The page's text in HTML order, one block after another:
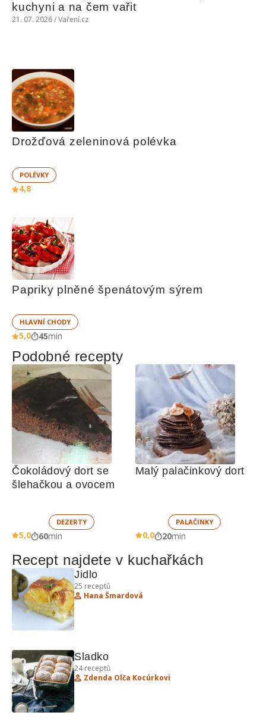
kuchyni a na čem vařit
21. 07. 2026 / Vaření.cz
Drožďová zeleninová polévka
POLÉVKY
4,8
Papriky plněné špenátovým sýrem
HLAVNÍ CHODY
5,0 45min
Podobné recepty
Čokoládový dort se
šlehačkou a ovocem
DEZERTY
5,0 60min
Malý palačinkový dort
PALAČINKY
0,0 20min
Recept najdete v kuchařkách
Jidlo
25 receptů
Hana Šmardová
Sladko
24receptů
Zdenda Olča Kocúrkovi